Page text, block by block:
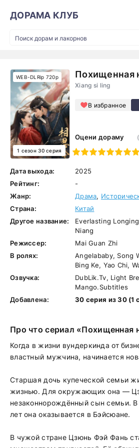
ДОРАМА КЛУБ
Похищенная
Xiang si ling
В избранное
WEB-DLRip 720p
1 сезон 30 серия
Оцени дораму
1
2 3 4 5 6 7 8 9 10
(
Дата выхода:
2025
Рейтинг:
-
Жанр:
Драма,
Страна:
Китай
Другое название:
Everlasting
Niang
Режиссер:
Mai Guan Zhi
В ролях:
Angelababy, Song
Bing Ke, Yao Chi,
Озвучка:
DubLik.Tv, Light
Mango.Subtitles
Добавлена:
30 серия из 30 (1
Про что сериал «Похищенная
Когда в жизни вундеркинда от
властный мужчина, начинается
Старшая дочь купеческой семьи
жизнью. Для окружающих она —
незаконнорождённый сын семьи. В
лет она оказывается в Бэйсюане.
В чужой стране Цзюнь Фэй Фань